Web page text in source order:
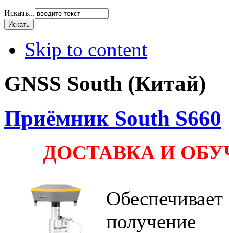
Искать...
Skip to content
GNSS South (Китай)
Приёмник South S660
ДОСТАВКА И
Обеспечивает
получение